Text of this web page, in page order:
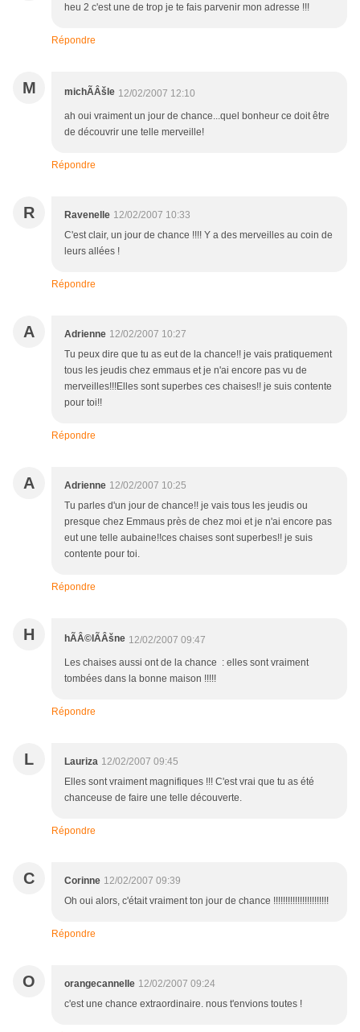
heu 2 c'est une de trop je te fais parvenir mon adresse !!!
Répondre
M michÃÂšle 12/02/2007 12:10
ah oui vraiment un jour de chance...quel bonheur ce doit être
de découvrir une telle merveille!
Répondre
R Ravenelle 12/02/2007 10:33
C'est clair, un jour de chance !!!! Y a des merveilles au coin de
leurs allées !
Répondre
A Adrienne 12/02/2007 10:27
Tu peux dire que tu as eut de la chance!! je vais pratiquement
tous les jeudis chez emmaus et je n'ai encore pas vu de
merveilles!!!Elles sont superbes ces chaises!! je suis contente
pour toi!!
Répondre
A Adrienne 12/02/2007 10:25
Tu parles d'un jour de chance!! je vais tous les jeudis ou
presque chez Emmaus près de chez moi et je n'ai encore pas
eut une telle aubaine!!ces chaises sont superbes!! je suis
contente pour toi.
Répondre
H hÃÂ©lÃÂšne 12/02/2007 09:47
Les chaises aussi ont de la chance : elles sont vraiment
tombées dans la bonne maison !!!!!
Répondre
L Lauriza 12/02/2007 09:45
Elles sont vraiment magnifiques !!! C'est vrai que tu as été
chanceuse de faire une telle découverte.
Répondre
C Corinne 12/02/2007 09:39
Oh oui alors, c'était vraiment ton jour de chance !!!!!!!!!!!!!!!!!!!!!!!
Répondre
O orangecannelle 12/02/2007 09:24
c'est une chance extraordinaire. nous t'envions toutes !